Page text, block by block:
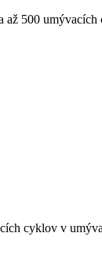
500
cyklov v